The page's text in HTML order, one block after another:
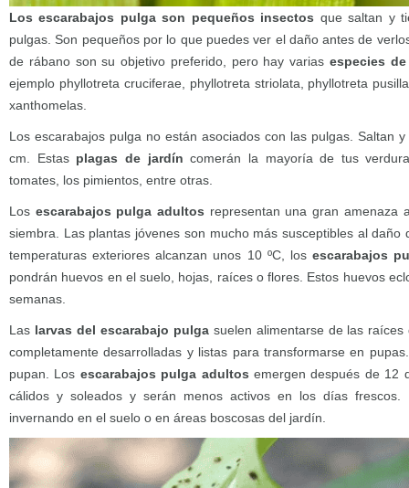
Los escarabajos pulga son pequeños insectos que saltan y
pulgas. Son pequeños por lo que puedes ver el daño antes de
de rábano son su objetivo preferido, pero hay variasespecies
ejemplo phyllotreta cruciferae, phyllotreta striolata, phyllotreta
xanthomelas.
Los escarabajos pulga no están asociados con las pulgas. Saltan
cm. Estasplagas de jardín comerán la mayoría de tus
tomates, los pimientos, entre otras.
Los escarabajos pulga adultos representan una gran amenaza
siembra. Las plantas jóvenes son mucho más susceptibles al daño
temperaturas exteriores alcanzan unos 10 ºC, losescarabajos
pondrán huevos en el suelo, hojas, raíces o flores. Estos huevos
semanas.
Las larvas del escarabajo pulga suelen alimentarse de las
completamente desarrolladas y listas para transformarse en
pupan. Los escarabajos pulga adultos emergen después de 12
cálidos y soleados y serán menos activos en los días frescos.
invernando en el suelo o en áreas boscosas del jardín.